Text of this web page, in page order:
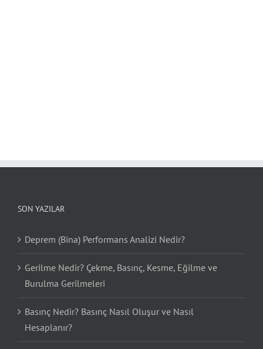
SON YAZILAR
Deprem (Bina) Performans Analizi Nedir?
Gerilme Nedir? Çekme, Basınç, Kesme, Eğilme ve
Burulma Gerilmeleri
Basınç Nedir? Basınç Nasıl Oluşur ve Nasıl
Hesaplanır?